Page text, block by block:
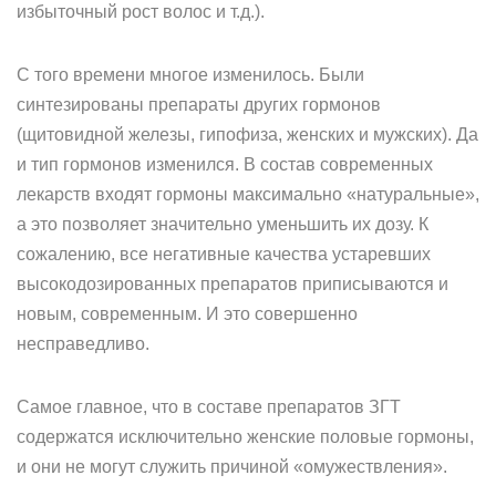
избыточный рост волос и т.д.).
С того времени многое изменилось. Были
синтезированы препараты других гормонов
(щитовидной железы, гипофиза, женских и мужских). Да
и тип гормонов изменился. В состав современных
лекарств входят гормоны максимально «натуральные»,
а это позволяет значительно уменьшить их дозу. К
сожалению, все негативные качества устаревших
высокодозированных препаратов приписываются и
новым, современным. И это совершенно
несправедливо.
Самое главное, что в составе препаратов ЗГТ
содержатся исключительно женские половые гормоны,
и они не могут служить причиной «омужествления».